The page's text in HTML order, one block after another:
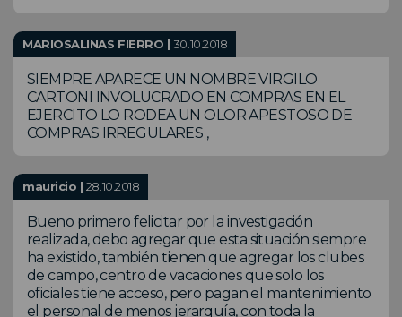
MARIOSALINAS FIERRO | 30.10.2018
SIEMPRE APARECE UN NOMBRE VIRGILO
CARTONI INVOLUCRADO EN COMPRAS EN EL
EJERCITO LO RODEA UN OLOR APESTOSO DE
COMPRAS IRREGULARES ,
mauricio | 28.10.2018
Bueno primero felicitar por la investigación
realizada, debo agregar que esta situación siempre
ha existido, también tienen que agregar los clubes
de campo, centro de vacaciones que solo los
oficiales tiene acceso, pero pagan el mantenimiento
el personal de menos jerarquía, con toda la